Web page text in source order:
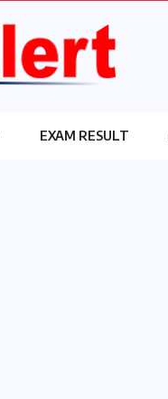
EXAM RESULT